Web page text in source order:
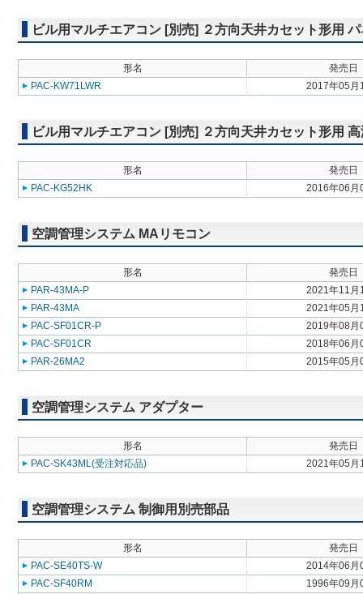
ビル用マルチエアコン [別売] ２方向天井カセット形用
形名
発売日
PAC-KW71LWR
2017年05月
ビル用マルチエアコン [別売] ２方向天井カセット形用
形名
発売日
PAC-KG52HK
2016年06月
空調管理システム MAリモコン
形名
発売日
PAR-43MA-P
2021年11月
PAR-43MA
2021年05月
PAC-SF01CR-P
2019年08月
PAC-SF01CR
2018年06月
PAR-26MA2
2015年05月
空調管理システム アダプター
形名
発売日
PAC-SK43ML(受注対応品)
2021年05月
空調管理システム 制御用別売部品
形名
発売日
PAC-SE40TS-W
2014年06月
PAC-SF40RM
1996年09月